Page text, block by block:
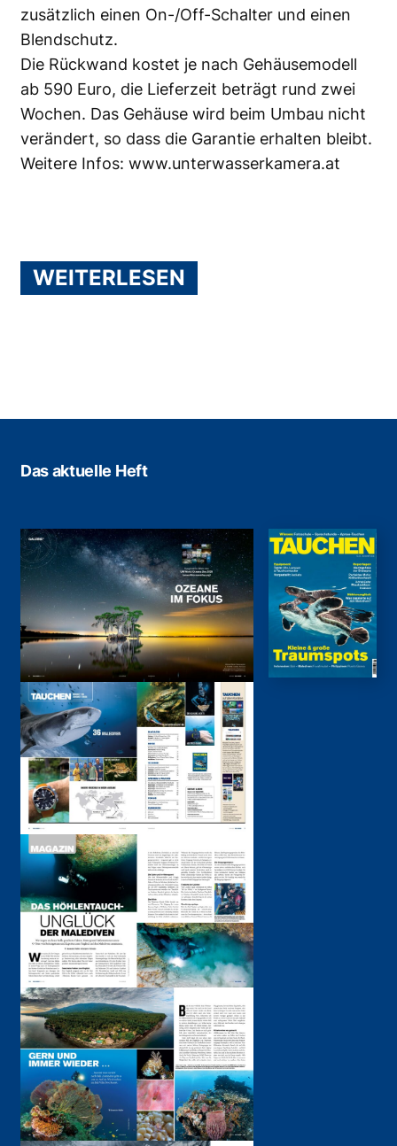
zusätzlich einen On-/Off-Schalter und einen
Blendschutz.
Die Rückwand kostet je nach Gehäusemodell
ab 590 Euro, die Lieferzeit beträgt rund zwei
Wochen. Das Gehäuse wird beim Umbau nicht
verändert, so dass die Garantie erhalten bleibt.
Weitere Infos: www.unterwasserkamera.at
WEITERLESEN
Das aktuelle Heft